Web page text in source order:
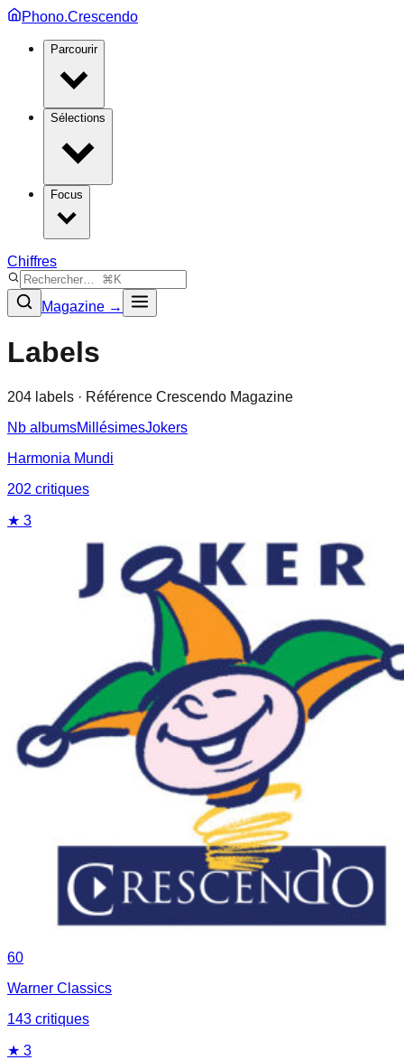
Phono.Crescendo
Parcourir
Sélections
Focus
Chiffres
Magazine →
Labels
204 labels · Référence Crescendo Magazine
Nb albumsMillésimesJokers
Harmonia Mundi
202 critiques
★ 3
60
Warner Classics
143 critiques
★ 3